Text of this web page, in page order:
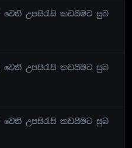
වෙනි උපසිරැසි කඩයීමට සුබ
වෙනි උපසිරැසි කඩයීමට සුබ
වෙනි උපසිරැසි කඩයීමට සුබ